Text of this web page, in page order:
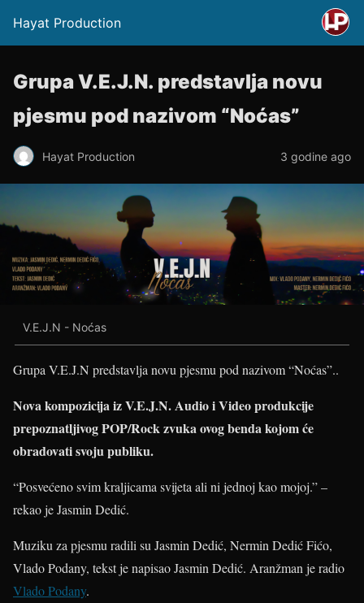
Hayat Production
Grupa V.E.J.N. predstavlja novu
pjesmu pod nazivom “Noćas”
Hayat Production 3 godine ago
V.E.J.N - Noćas
Grupa V.E.J.N predstavlja novu pjesmu pod nazivom “Noćas”..
Nova kompozicija iz V.E.J.N. Audio i Video produkcije
prepoznatljivog POP/Rock zvuka ovog benda kojom će
obradovati svoju publiku.
“Posvećeno svim kraljicama svijeta ali ni jednoj kao mojoj.” –
rekao je Jasmin Dedić.
Muziku za pjesmu radili su Jasmin Dedić, Nermin Dedić Fićo,
Vlado Podany, tekst je napisao Jasmin Dedić. Aranžman je radio
Vlado Podany.